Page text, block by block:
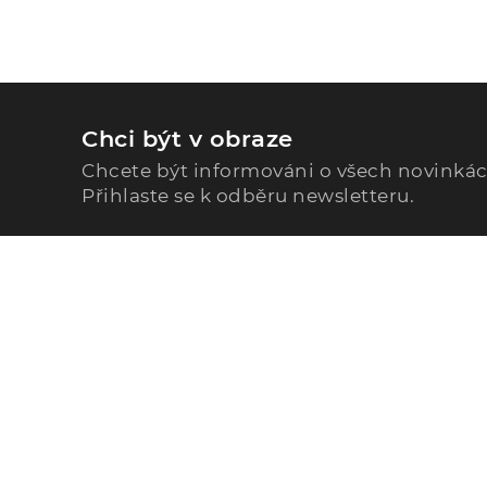
Chci být v obraze
Chcete být informováni o všech
Přihlaste se k odběru newsletteru.